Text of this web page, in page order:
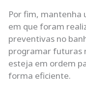
Por fim, mantenha
em que foram
preventivas no
programar futuras
esteja em ordem
forma eficiente.